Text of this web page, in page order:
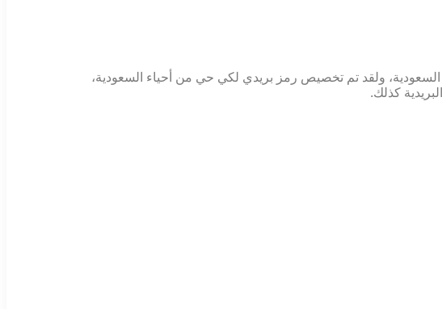
السعودية، ولقد تم تخصيص رمز بريدي لكي حي من أحياء السعودية،
كذلك.